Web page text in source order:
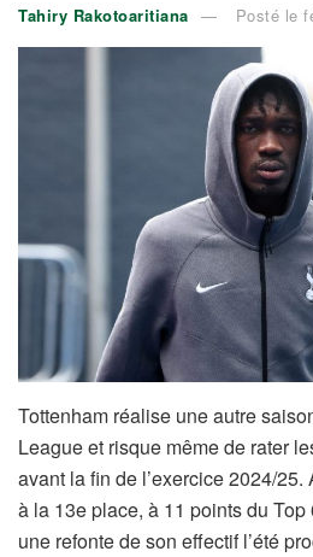
Tahiry Rakotoaritiana Posté le
Tottenham réalise une autre
League et risque même de rater
avant la fin de l’exercice 2024/
à la 13e place, à 11 points du
une refonte de son effectif l’été